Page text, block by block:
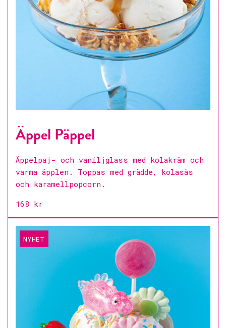
Äppel Päppel
Äppelpaj- och vaniljglass med kolakräm och
varma äpplen. Toppas med grädde, kolasås
och karamellpopcorn.
168 kr
NYHET